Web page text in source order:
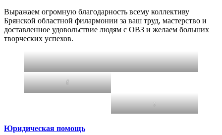
Выражаем огромную благодарность всему коллективу
Брянской областной филармонии за ваш труд, мастерство и
доставленное удовольствие людям с ОВЗ и желаем больших
творческих успехов.
f
;
Юридическая помощь